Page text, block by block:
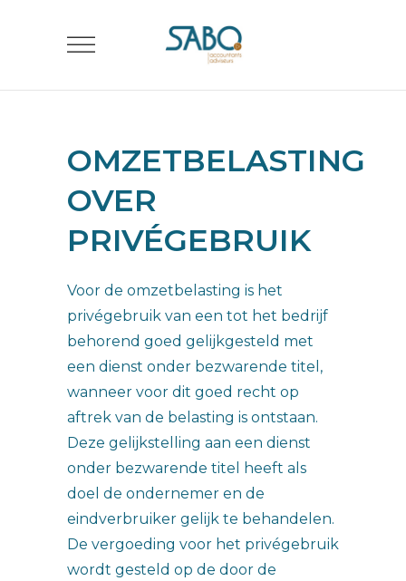
OMZETBELASTING
OVER
PRIVÉGEBRUIK
Voor de omzetbelasting is het
privégebruik van een tot het bedrijf
behorend goed gelijkgesteld met
een dienst onder bezwarende titel,
wanneer voor dit goed recht op
aftrek van de belasting is ontstaan.
Deze gelijkstelling aan een dienst
onder bezwarende titel heeft als
doel de ondernemer en de
eindverbruiker gelijk te behandelen.
De vergoeding voor het privégebruik
wordt gesteld op de door de